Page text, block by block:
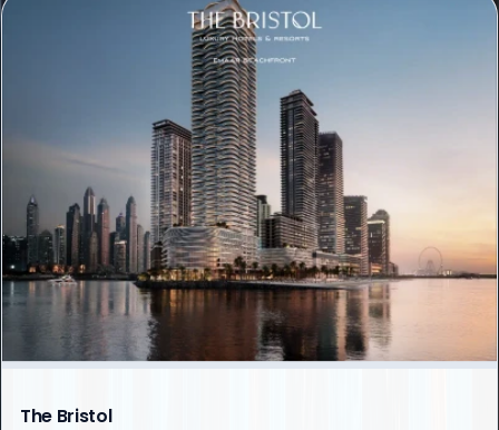
The Bristol